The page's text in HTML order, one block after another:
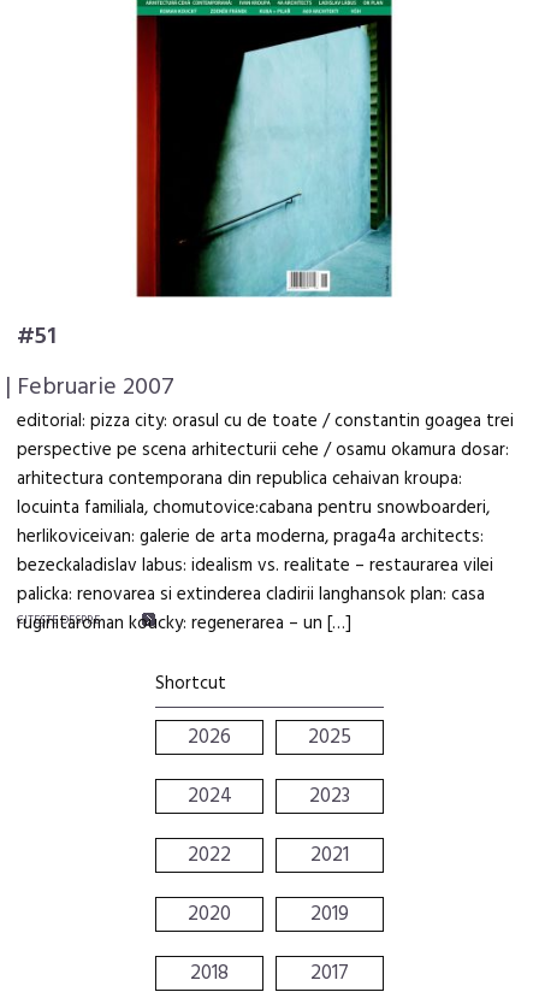
#51
| Februarie 2007
editorial: pizza city: orasul cu de toate / constantin goagea trei
perspective pe scena arhitecturii cehe / osamu okamura dosar:
arhitectura contemporana din republica cehaivan kroupa:
locuinta familiala, chomutovice:cabana pentru snowboarderi,
herlikoviceivan: galerie de arta moderna, praga4a architects:
bezeckaladislav labus: idealism vs. realitate – restaurarea vilei
palicka: renovarea si extinderea cladirii langhansok plan: casa
ruginitaroman koucky: regenerarea – un […]
CITEŞTE DESPRE
Shortcut
2026
2025
2024
2023
2022
2021
2020
2019
2018
2017